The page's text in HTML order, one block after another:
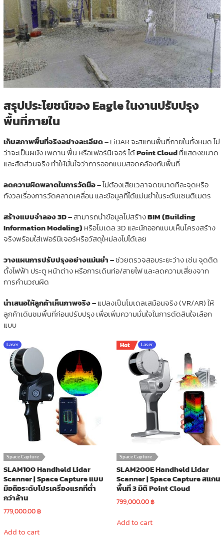
สรุปประโยชน์ของ Eagle ในงานปรับปรุง
พื้นที่ภายใน
เก็บสภาพพื้นที่จริงอย่างละเอียด –LiDAR จะสแกนพื้นที่ภายในทั้งหมด ไม่
ว่าจะเป็นผนัง เพดาน พื้น หรือเฟอร์นิเจอร์ ได้Point Cloudที่แสดงขนาด
และสัดส่วนจริง ทำให้มั่นใจว่าการออกแบบสอดคล้องกับพื้นที่
ลดความผิดพลาดในการวัดมือ –ไม่ต้องเสียเวลาจดขนาดทีละจุดหรือ
กังวลเรื่องการวัดคลาดเคลื่อน และข้อมูลที่ได้แม่นยำในระดับเซนติเมตร
สร้างแบบจำลอง 3D –สามารถนำข้อมูลไปสร้างBIM (Building
Information Modeling)หรือโมเดล 3D และนักออกแบบเห็นโครงสร้าง
จริงพร้อมใส่เฟอร์นิเจอร์หรือวัสดุใหม่ลงไปได้เลย
วางแผนการปรับปรุงอย่างแม่นยำ –ช่วยตรวจสอบระยะว่าง เช่น จุดติด
ตั้งไฟฟ้า ประตู หน้าต่าง หรือการเดินท่อ/สายไฟ และลดความเสี่ยงจาก
การคำนวณผิด
นำเสนอให้ลูกค้าเห็นภาพจริง –แปลงเป็นโมเดลเสมือนจริง (VR/AR) ให้
ลูกค้าเดินชมพื้นที่ก่อนปรับปรุง เพื่อเพิ่มความมั่นใจในการตัดสินใจเลือก
แบบ
Laser
Space Capture
SLAM100 Handheld Lidar
Scanner | Space Capture แบบ
มือถือระดับโปรเครื่องแรกที่ต่ำ
กว่าล้าน
779,000.00฿
Add to cart
Hot Laser
Space Capture
SLAM200E Handheld Lidar
Scanner | Space Capture สแกน
พื้นที่ 3 มิติ Point Cloud
799,000.00฿
Add to cart